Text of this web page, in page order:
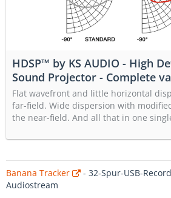
HDSP™ by KS AUDIO - High
Sound Projector - Complete
dispersion behavior in one
KS AUDIO Professional
systems made in Germany
Flat wavefront and little horizontal
far-field. Wide dispersion with
the near-field. And all that in one
Banana Tracker
- 32-Spur-USB-
Audiostream